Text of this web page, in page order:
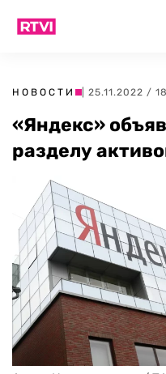
НОВОСТИ | 25.11.2022 /
«Яндекс»
разделу